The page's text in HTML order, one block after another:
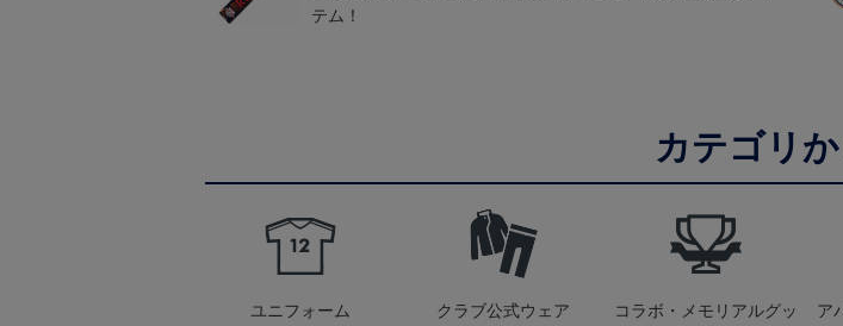
テム！
カテゴリ
ユニフォーム クラブ公式ウェア コラボ・メモリアルグッ ア